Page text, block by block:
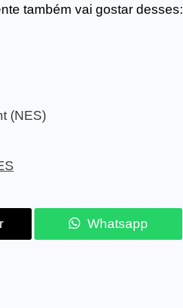
também vai gostar desses:
(NES)
Whatsapp